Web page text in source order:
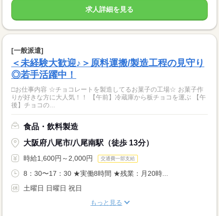
求人詳細を見る
[一般派遣]
＜未経験大歓迎♪＞原料運搬/製造工程の見守り
◎若手活躍中！
□お仕事内容 ☆チョコレートを製造してるお菓子の工場☆ お菓子作
りが好きな方に大人気！！ 【午前】冷蔵庫から板チョコを運ぶ 【午
後】チョコの...
食品・飲料製造
大阪府八尾市/八尾南駅（徒歩 13分）
時給1,600円～2,000円 交通費一部支給
8：30〜17：30 ★実働8時間 ★残業：月20時...
土曜日 日曜日 祝日
もっと見る